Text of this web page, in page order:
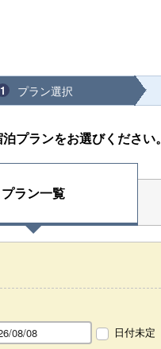
1 プラン選択
プランをお選びください。
プラン一覧
日付未定